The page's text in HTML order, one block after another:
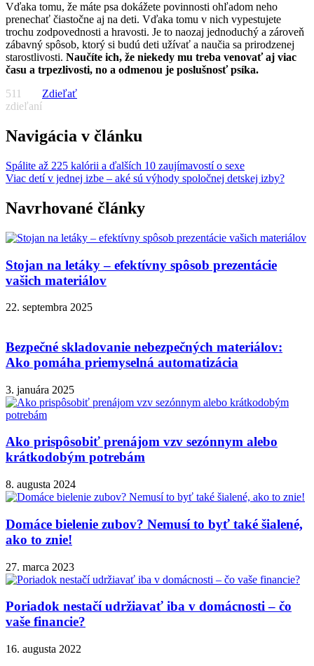
Vďaka tomu, že máte psa dokážete povinnosti ohľadom neho
prenechať čiastočne aj na deti. Vďaka tomu v nich vypestujete
trochu zodpovednosti a hravosti. Je to naozaj jednoduchý a zároveň
zábavný spôsob, ktorý si budú deti užívať a naučia sa prirodzenej
starostlivosti. Naučíte ich, že niekedy mu treba venovať aj viac
času a trpezlivosti, no a odmenou je poslušnosť psíka.
511
zdieľaní
Zdieľať
Navigácia v článku
Spálite až 225 kalórii a ďalších 10 zaujímavostí o sexe
Viac detí v jednej izbe – aké sú výhody spoločnej detskej izby?
Navrhované články
Stojan na letáky – efektívny spôsob prezentácie
vašich materiálov
22. septembra 2025
Bezpečné skladovanie nebezpečných materiálov:
Ako pomáha priemyselná automatizácia
3. januára 2025
Ako prispôsobiť prenájom vzv sezónnym alebo
krátkodobým potrebám
8. augusta 2024
Domáce bielenie zubov? Nemusí to byť také šialené,
ako to znie!
27. marca 2023
Poriadok nestačí udržiavať iba v domácnosti – čo
vaše financie?
16. augusta 2022